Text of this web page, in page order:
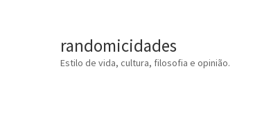
randomicidades
Estilo de vida, cultura, filosofia e opinião.